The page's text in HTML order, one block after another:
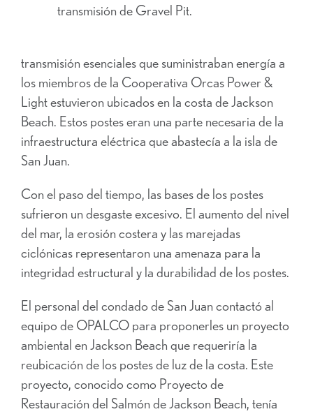
transmisión de Gravel Pit.
transmisión esenciales que suministraban energía a
los miembros de la Cooperativa Orcas Power &
Light estuvieron ubicados en la costa de Jackson
Beach. Estos postes eran una parte necesaria de la
infraestructura eléctrica que abastecía a la isla de
San Juan.
Con el paso del tiempo, las bases de los postes
sufrieron un desgaste excesivo. El aumento del nivel
del mar, la erosión costera y las marejadas
ciclónicas representaron una amenaza para la
integridad estructural y la durabilidad de los postes.
El personal del condado de San Juan contactó al
equipo de OPALCO para proponerles un proyecto
ambiental en Jackson Beach que requeriría la
reubicación de los postes de luz de la costa. Este
proyecto, conocido como Proyecto de
Restauración del Salmón de Jackson Beach, tenía